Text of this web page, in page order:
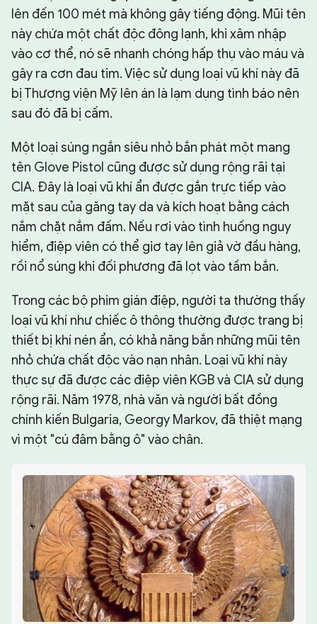
lên đến 100 mét mà không gây tiếng động. Mũi tên
này chứa một chất độc đông lạnh, khi xâm nhập
vào cơ thể, nó sẽ nhanh chóng hấp thụ vào máu và
gây ra cơn đau tim. Việc sử dụng loại vũ khí này đã
bị Thượng viện Mỹ lên án là lạm dụng tình báo nên
sau đó đã bị cấm.
Một loại súng ngắn siêu nhỏ bắn phát một mang
tên Glove Pistol cũng được sử dụng rộng rãi tại
CIA. Đây là loại vũ khí ẩn được gắn trực tiếp vào
mặt sau của găng tay da và kích hoạt bằng cách
nắm chặt nắm đấm. Nếu rơi vào tình huống nguy
hiểm, điệp viên có thể giơ tay lên giả vờ đầu hàng,
rồi nổ súng khi đối phương đã lọt vào tầm bắn.
Trong các bộ phim gián điệp, người ta thường thấy
loại vũ khí như chiếc ô thông thường được trang bị
thiết bị khí nén ẩn, có khả năng bắn những mũi tên
nhỏ chứa chất độc vào nạn nhân. Loại vũ khí này
thực sự đã được các điệp viên KGB và CIA sử dụng
rộng rãi. Năm 1978, nhà văn và người bất đồng
chính kiến Bulgaria, Georgy Markov, đã thiệt mạng
vì một "cú đâm bằng ô" vào chân.